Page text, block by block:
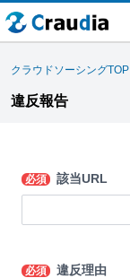
クラウドソーシングTOP
違反報告
必須 該当URL
必須 違反理由